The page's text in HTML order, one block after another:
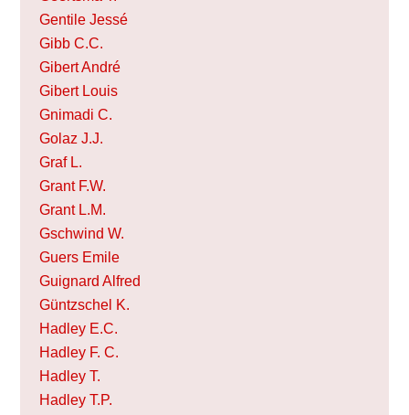
Gentile Jessé
Gibb C.C.
Gibert André
Gibert Louis
Gnimadi C.
Golaz J.J.
Graf L.
Grant F.W.
Grant L.M.
Gschwind W.
Guers Emile
Guignard Alfred
Güntzschel K.
Hadley E.C.
Hadley F. C.
Hadley T.
Hadley T.P.